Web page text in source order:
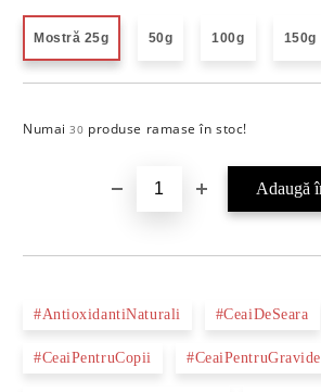
Mostră 25g 50g 100g 150g
Numai30 produse ramase în stoc!
#AntioxidantiNaturali #CeaiDeSeara
#CeaiPentruCopii #CeaiPentruGravide